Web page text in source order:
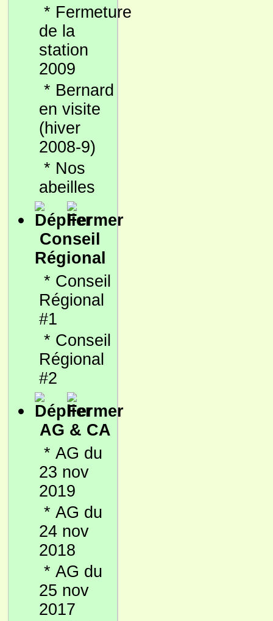
* Fermeture
de la
station
2009
* Bernard
en visite
(hiver
2008-9)
* Nos
abeilles
Conseil
Régional
* Conseil
Régional
#1
* Conseil
Régional
#2
AG & CA
* AG du
23 nov
2019
* AG du
24 nov
2018
* AG du
25 nov
2017